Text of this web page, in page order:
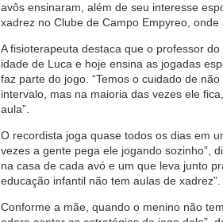
avôs ensinaram, além de seu interesse
xadrez no Clube de Campo Empyreo, onde
A fisioterapeuta destaca que o professor
idade de Luca e hoje ensina as jogadas
faz parte do jogo. “Temos o cuidado de
intervalo, mas na maioria das vezes ele
aula”.
O recordista joga quase todos os dias em
vezes a gente pega ele jogando sozinho”,
na casa de cada avó e um que leva junto
educação infantil não tem aulas de xadrez”.
Conforme a mãe, quando o menino não